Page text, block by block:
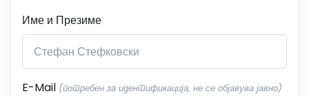
Име и Презиме
E-Mail (потребен за идентификација, не се објавува јавно)